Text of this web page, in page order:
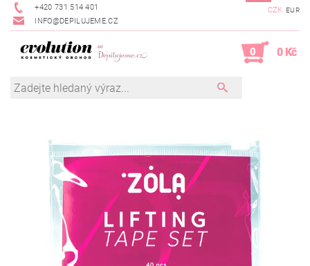
+420 731 514 401
INFO@DEPILUJEME.CZ
CZK EUR
0 0 Kč